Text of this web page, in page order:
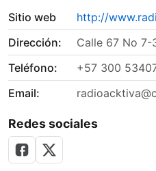
Sitio web
http://
Dirección:
Calle 67 No 7-
Teléfono:
+57 300
Email:
Redes sociales